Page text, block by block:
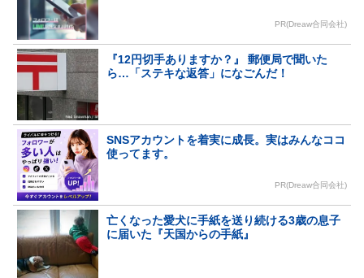
PR(Dreaw合同会社)
『12円切手ありますか？』 郵便局で聞いた
ら…「ステキな返答」になごんだ！
SNSアカウントを着実に成長。実はみんなココ
使ってます。
PR(Dreaw合同会社)
亡くなった愛犬に手紙を送り続ける3歳の息子
に届いた『天国からの手紙』